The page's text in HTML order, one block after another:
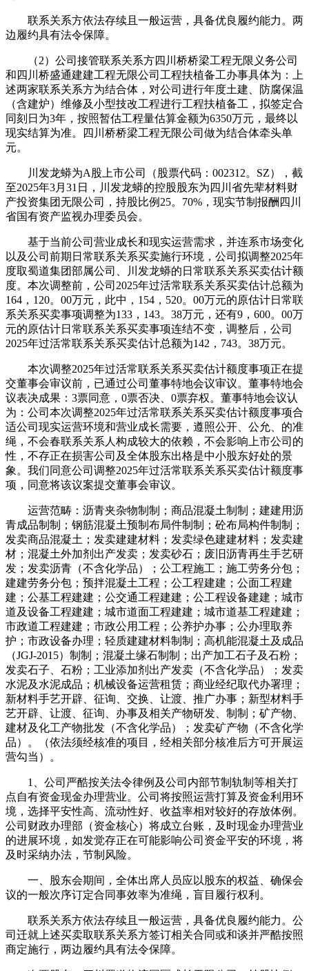
联系关系方依法存续且一般运营，具备优良履约能力。两
边履约具有法令保障。
（2）公司接管联系关系方四川桥桥梁工程无限义务公司
和四川桥盛通建建工程无限公司工程扶植备工办事具体为：上
述两家联系关系方为结合体，对公司进行年度土建、防腐保温
（含建炉）维修及小型技改工程进行工程扶植备工，拟签定合
同刻日为3年，按照暂估工程量估算金额为6350万元，最终以
现实结算为准。四川桥桥梁工程无限公司做为结合体牵头单
元。
川发龙蟒为A股上市公司（股票代码：002312。SZ），截
至2025年3月31日，川发龙蟒的控股股东为四川省先辈材料财
产投资集团无限公司，持股比例25。70%，现实节制报酬四川
省国有资产监视办理委员会。
基于当前公司营业成长和现实运营需求，并连系市场变化
以及公司前期日常联系关系买卖施行环境，公司拟调整2025年
度取蜀道集团部属公司、川发龙蟒的日常联系关系买卖估计额
度。本次调整前，公司2025年过活常联系关系买卖估计总额为
164，120。00万元，此中，154，520。00万元的原估计日常联
系关系买卖事项调整为133，143。38万元，还有9，600。00万
元的原估计日常联系关系买卖事项连结不变，调整后，公司
2025年过活常联系关系买卖估计总额为142，743。38万元。
本次调整2025年过活常联系关系买卖估计额度事项正在提
交董事会审议前，已通过公司董事特地会议审议。董事特地会
议表决成果：3票同意，0票否决、0票弃权。董事特地会议认
为：公司本次调整2025年过活常联系关系买卖估计额度事项合
适公司现实运营环境和营业成长需要，遵照公开、公允、的准
绳，不会春联系关系人构成较大的依赖，不会影响上市公司的
性，不存正在损害公司及全体股东出格是中小股东好处的景
象。我们同意公司调整2025年过活常联系关系买卖估计额度事
项，同意将该议案提交董事会审议。
运营范畴：沥青夹杂物制制；商品混凝土制制；建建用沥
青成品制制；钢筋混凝土预制布局件制制；砼布局构件制制；
发卖商品混凝土；发卖建建材料；发卖绿色建建材料；发卖建
材；混凝土外加剂出产发卖；发卖砂石；废旧沥青再生手艺研
发；发卖沥青（不含化学品）；公工程施工；施工劳务分包；
建建劳务分包；预拌混凝土工程；公工程建建；公面工程建
建；公基工程建建；公交通工程建建；公工程设备建建；城市
道及设备工程建建；城市道面工程建建；城市道基工程建建；
市政道工程建建；市政公用工程；公养护办事；公办理取养
护；市政设备办理；轻质建建材料制制；高机能混凝土及成品
（JGJ-2015）制制；混凝土缘石制制；出产加工石子及石粉；
发卖石子、石粉；工业添加剂出产发卖（不含化学品）；发卖
水泥及水泥成品；机械设备运营租赁；商业经纪取代办署理；
新材料手艺开辟、征询、交换、让渡、推广办事；新型材料手
艺开辟、让渡、征询、办事及相关产物研发、制制；矿产物、
建材及化工产物批发（不含化学品）；发卖矿产物（不含化学
品）。（依法须经核准的项目，经相关部分核准后方可开展运
营勾当）。
1、公司严酷按关法令律例及公司内部节制轨制等相关打
点自有资金现金办理营业。公司将按照运营打算及资金利用环
境，选择平安性高、流动性好、收益率相对较好的存放体例。
公司财政办理部（资金核心）将成立台账，及时现金办理营业
的进展环境，如发觉存正在可能影响公司资金平安的环境，将
及时采纳办法，节制风险。
一、股东会期间，全体出席人员应以股东的权益、确保会
议的一般次序订定合同事效率为准绳，盲目履行权利。
联系关系方依法存续且一般运营，具备优良履约能力。公
司迁就上述买卖取联系关系方签订相关合同或和谈并严酷按照
商定施行，两边履约具有法令保障。